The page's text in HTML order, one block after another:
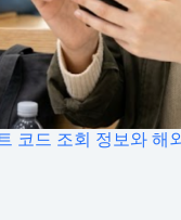
코드 조회 정보와 해